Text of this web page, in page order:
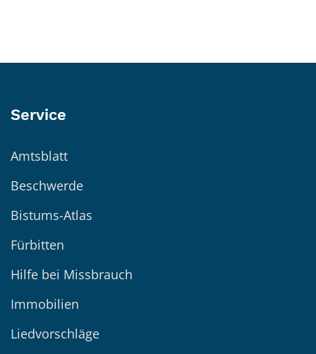
Service
Amtsblatt
Beschwerde
Bistums-Atlas
Fürbitten
Hilfe bei Missbrauch
Immobilien
Liedvorschläge